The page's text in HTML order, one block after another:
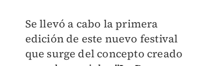
Se llevó a cabo la primera
edición de este nuevo festival
que surge del concepto creado